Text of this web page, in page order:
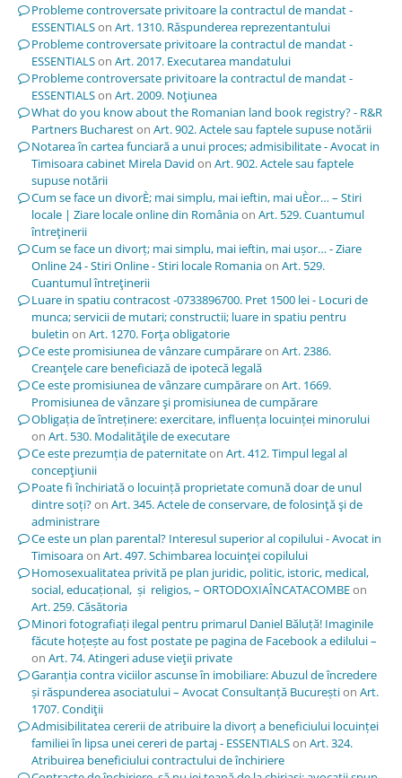
Probleme controversate privitoare la contractul de mandat -
ESSENTIALSon Art. 1310. Răspunderea reprezentantului
Probleme controversate privitoare la contractul de mandat -
ESSENTIALSon Art. 2017. Executarea mandatului
Probleme controversate privitoare la contractul de mandat -
ESSENTIALSon Art. 2009. Noţiunea
What do you know about the Romanian land book registry? - R&R
Partners Buchareston Art. 902. Actele sau faptele supuse notării
Notarea în cartea funciară a unui proces; admisibilitate - Avocat in
Timisoara cabinet Mirela David on Art. 902. Actele sau faptele
supuse notării
Cum se face un divorÈ; mai simplu, mai ieftin, mai uÈor… – Stiri
locale | Ziare locale online din Româniaon Art. 529. Cuantumul
întreţinerii
Cum se face un divorț; mai simplu, mai ieftin, mai ușor… - Ziare
Online 24 - Stiri Online - Stiri locale Romaniaon Art. 529.
Cuantumul întreţinerii
Luare in spatiu contracost -0733896700. Pret 1500 lei - Locuri de
munca; servicii de mutari; constructii; luare in spatiu pentru
buletin on Art. 1270. Forţa obligatorie
Ce este promisiunea de vânzare cumpărareon Art. 2386.
Creanţele care beneficiază de ipotecă legală
Ce este promisiunea de vânzare cumpărareon Art. 1669.
Promisiunea de vânzare şi promisiunea de cumpărare
Obligația de întreținere: exercitare, influența locuinței minorului
on Art. 530. Modalităţile de executare
Ce este prezumția de paternitateon Art. 412. Timpul legal al
concepţiunii
Poate fi închiriată o locuință proprietate comună doar de unul
dintre soți?on Art. 345. Actele de conservare, de folosinţă şi de
administrare
Ce este un plan parental? Interesul superior al copilului - Avocat in
Timisoaraon Art. 497. Schimbarea locuinţei copilului
Homosexualitatea privită pe plan juridic, politic, istoric, medical,
social, educațional, și religios, – ORTODOXIAÎNCATACOMBEon
Art. 259. Căsătoria
Minori fotografiați ilegal pentru primarul Daniel Băluță! Imaginile
făcute hoțește au fost postate pe pagina de Facebook a edilului –
on Art. 74. Atingeri aduse vieţii private
Garanția contra viciilor ascunse în imobiliare: Abuzul de încredere
și răspunderea asociatului – Avocat Consultanță Bucureștion Art.
1707. Condiţii
Admisibilitatea cererii de atribuire la divorț a beneficiului locuinței
familiei în lipsa unei cereri de partaj - ESSENTIALSon Art. 324.
Atribuirea beneficiului contractului de închiriere